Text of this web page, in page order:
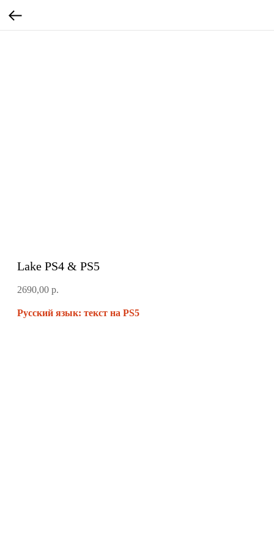
Lake PS4 & PS5
2690,00 р.
Русский язык: текст на PS5